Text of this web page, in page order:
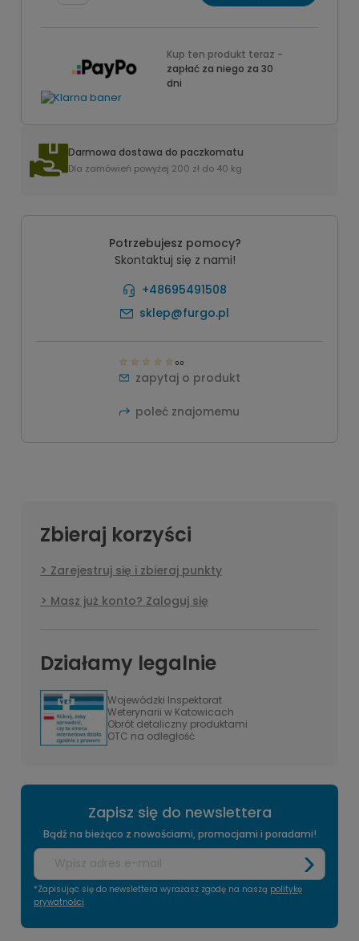
Kup ten produkt teraz -
zapłać za niego za 30
dni
Darmowa dostawa do paczkomatu
Dla zamówień powyżej 200 zł do 40 kg
Potrzebujesz pomocy?
Skontaktuj się z nami!
+48695491508
sklep@furgo.pl
0.0
zapytaj o produkt
poleć znajomemu
Zbieraj korzyści
Zarejestruj się i zbieraj punkty
Masz już konto? Zaloguj się
Działamy legalnie
Wojewódzki Inspektorat
Weterynarii w Katowicach
Obrót detaliczny produktami
OTC na odległość
Zapisz się do newslettera
Bądź na bieżąco z nowościami, promocjami i poradami!
*Zapisując się do newslettera wyrażasz zgodę na naszą politykę
prywatności